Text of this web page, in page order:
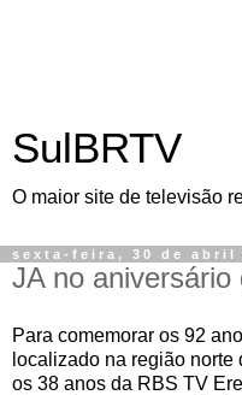
SulBRTV
O maior site de televisão
sexta-feira, 30 de abril
JA no aniversário
Para comemorar os 92
localizado na região
os 38 anos da RBS TV